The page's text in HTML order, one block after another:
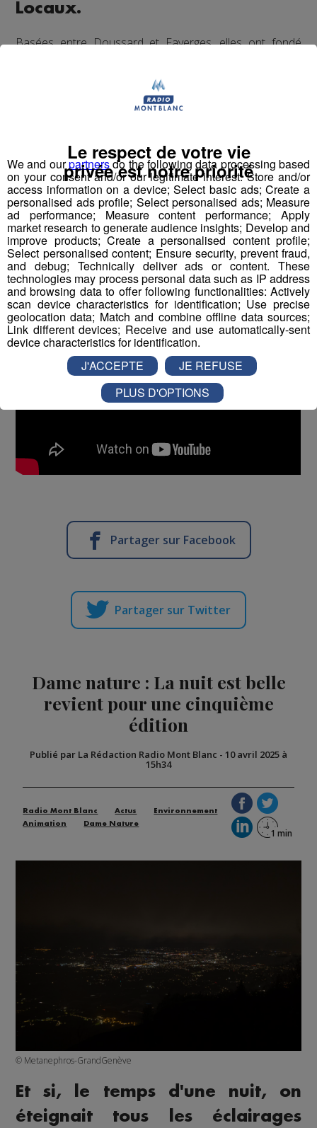
Locaux.
Basées entre Doussard et Faverges, elles ont fondé
des repas sains, gourmands et respectueux de
Leur concept repose sur la livraison de plats faits
saison, principalement issus de l'agriculture biologique.
Ces repas sont livrés en bocaux consignés, favorisant
ainsi une démarche zéro déchet. La livraison s'effectue
en vélo cargo, renforçant leur engagement
écoresponsable.
Partager sur Facebook
Partager sur Twitter
Dame nature : La nuit est belle
revient pour une cinquième
édition
Publié par La Rédaction Radio Mont Blanc - 10 avril 2025 à
15h34
Radio Mont Blanc Actus
Environnement
Animation
Dame Nature
© Metanephros-GrandGenève
Et si, le temps d'une nuit, on
éteignait tous les éclairages
We and ourpartnersdo the following data processing based
on your consent and/or our legitimate interest: Store and/or
access information on a device; Select basic ads; Create a
personalised ads profile; Select personalised ads; Measure
ad performance; Measure content performance; Apply
market research to generate audience insights; Develop and
improve products; Create a personalised content profile;
Select personalised content; Ensure security, prevent fraud,
and debug; Technically deliver ads or content. These
technologies may process personal data such as IP address
and browsing data to offer following functionalities: Actively
scan device characteristics for identification; Use precise
geolocation data; Match and combine offline data sources;
Link different devices; Receive and use automatically-sent
device characteristics for identification.
Le respect de votre vie
privée est notre priorité
J'ACCEPTE
JE REFUSE
PLUS D'OPTIONS